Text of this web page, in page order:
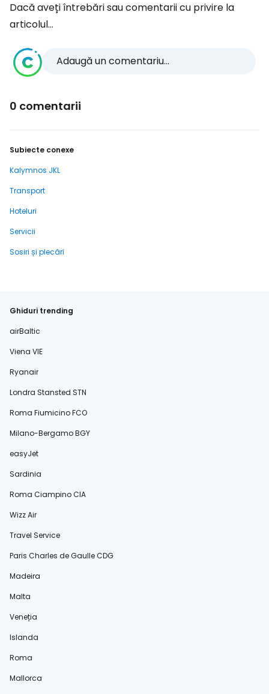
Dacă aveți întrebări sau comentarii cu privire la
articolul...
Adaugă un comentariu...
0 comentarii
Subiecte conexe
Kalymnos JKL
Transport
Hoteluri
Servicii
Sosiri și plecări
Ghiduri trending
airBaltic
Viena VIE
Ryanair
Londra Stansted STN
Roma Fiumicino FCO
Milano-Bergamo BGY
easyJet
Sardinia
Roma Ciampino CIA
Wizz Air
Travel Service
Paris Charles de Gaulle CDG
Madeira
Malta
Veneția
Islanda
Roma
Mallorca